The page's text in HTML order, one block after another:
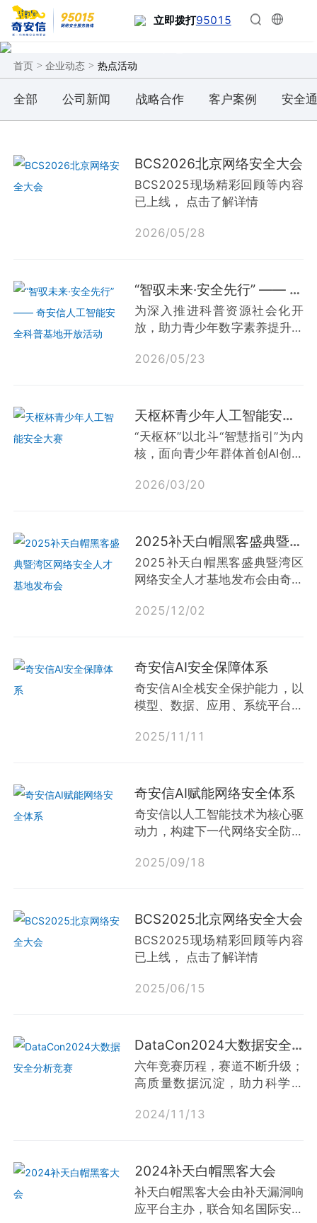
立即拨打95015
首页 > 企业动态 > 热点活动
全部 公司新闻 战略合作 客户案例 安全
BCS2026北京网络安全大会
BCS2025现场精彩回顾等内容
已上线， 点击了解详情
2026/05/28
“智驭未来·安全先行” —— 奇安信人工智能安全科普基地开放活动
为深入推进科普资源社会化开
放，助力青少年数字素养提升，
品（科普北京储备项目）将于
放。
2026/05/23
天枢杯青少年人工智能安全大赛
“天枢杯”以北斗“智慧指引”为内
核，面向青少年群体首创AI创作
练、以练筑防”模式，普及AI技
生力量。
2026/03/20
2025补天白帽黑客盛典暨湾区网络安全人才基地发布会
2025补天白帽黑客盛典暨湾区
网络安全人才基地发布会由奇安
承办，围绕网络安全人才培养、
重大战略方向，汇聚全国各地白
帽黑客、网络安全领域顶尖专
家、技术爱好者和行业精英，打
造链接顶尖白帽黑客、安全专
家、企业与政府的荣耀盛典，备
2025补天白帽黑客盛典暨湾区
网络安全人才基地发布会将于
2025年12月19日在广州中心
皇冠假日酒店举行。本届大会将
术交流盛宴，共同探索、研究最
果、交流的平台。同时，深度解
析“产学研用”立体式人才培养模
式，全面展现科学性发展规划及
人才培养的海珠方案！
2025/12/02
奇安信AI安全保障体系
奇安信AI全栈安全保护能力，以
模型、数据、应用、系统平台安
生命周期保护，“管控AI风险，
底线，支撑金融、能源、政务等
行业推进大模型安全应用及业务
创新，以“全周期防护+合规提效
+业务护航”为目标导向，为客户
解决大模型安全应用全流程的核
2025/11 /11
奇安信AI赋能网络安全体系
奇安信以人工智能技术为核心驱
动力，构建下一代网络安全防护
GPT安全大模型智能底座，赋能
化升级，为客户提供主动、智
能、动态的安全防护能力。
2025/09/18
BCS2025北京网络安全大会
BCS2025现场精彩回顾等内容
已上线， 点击了解详情
2025/06/15
DataCon2024大数据安全分析竞赛
六年竞赛历程，赛道不断升级；
高质量数据沉淀，助力科学研
题；基于真实场景，汇聚数据安
2024/11 /13
2024补天白帽黑客大会
补天白帽黑客大会由补天漏洞响
应平台主办，联合知名国际安全